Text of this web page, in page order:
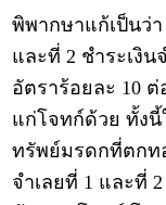
พิพากษาแก้เป็นว่
และที่ 2 ชำระเงิน
อัตราร้อยละ 10 ต่
แก่โจทก์ด้วย ทั้งนี้
ทรัพย์มรดกที่ตกท
จำเลยที่ 1 และที่